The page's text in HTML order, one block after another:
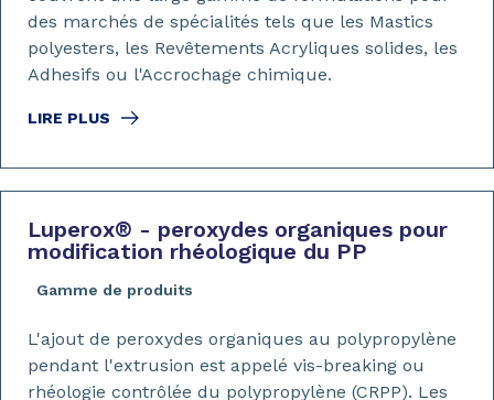
LIRE PLUS
des marchés de spécialités tels que les Mastics
polyesters, les Revêtements Acryliques solides, les
Adhesifs ou l'Accrochage chimique.
Luperox® - peroxydes organiques pour
modification rhéologique du PP
Gamme de produits
L'ajout de peroxydes organiques au polypropylène
pendant l'extrusion est appelé vis-breaking ou
rhéologie contrôlée du polypropylène (CRPP). Les